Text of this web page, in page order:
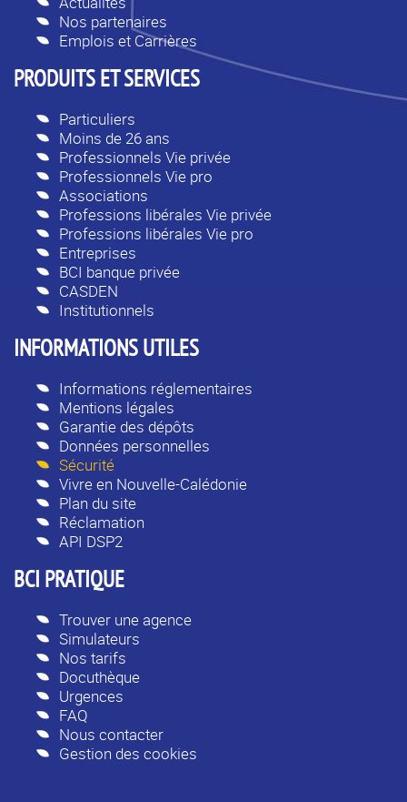
Nos partenaires
Emplois et Carrières
PRODUITS ET SERVICES
Particuliers
Moins de 26 ans
Professionnels Vie privée
Professionnels Vie pro
Associations
Professions libérales Vie privée
Professions libérales Vie pro
Entreprises
BCI banque privée
CASDEN
Institutionnels
INFORMATIONS UTILES
Informations réglementaires
Mentions légales
Garantie des dépôts
Données personnelles
Sécurité
Vivre en Nouvelle-Calédonie
Plan du site
Réclamation
API DSP2
BCI PRATIQUE
Trouver une agence
Simulateurs
Nos tarifs
Docuthèque
Urgences
FAQ
Nous contacter
Gestion des cookies